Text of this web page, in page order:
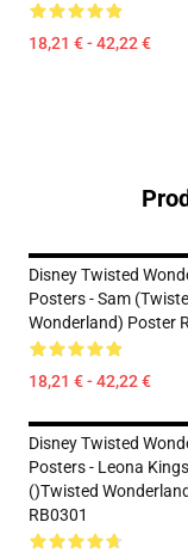
18,21 € - 42,22 €
Disney Twisted
Posters - Sam
Wonderland) Poster
18,21 € - 42,22 €
Disney Twisted
Posters - Leona
()Twisted
RB0301